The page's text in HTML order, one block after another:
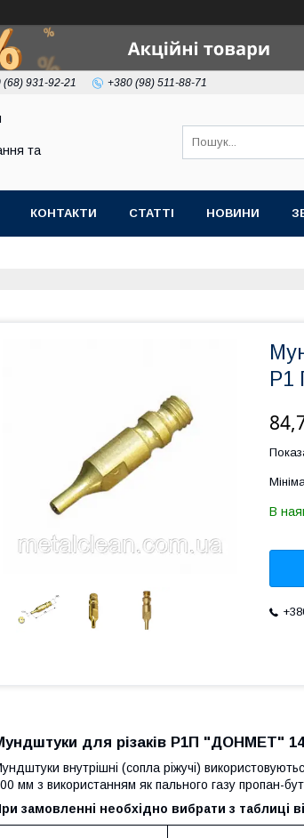
(68) 931-92-21 +380 (98) 511-88-71
та
КОНТАКТИ СТАТТІ НОВИНИ
Р1
В
для різаків Р1П "ДОНМЕТ"
внутрішні (сопла ріжучі)
мм з використанням як пального газу пропан-
замовленні необхідно вибрати з таблиці